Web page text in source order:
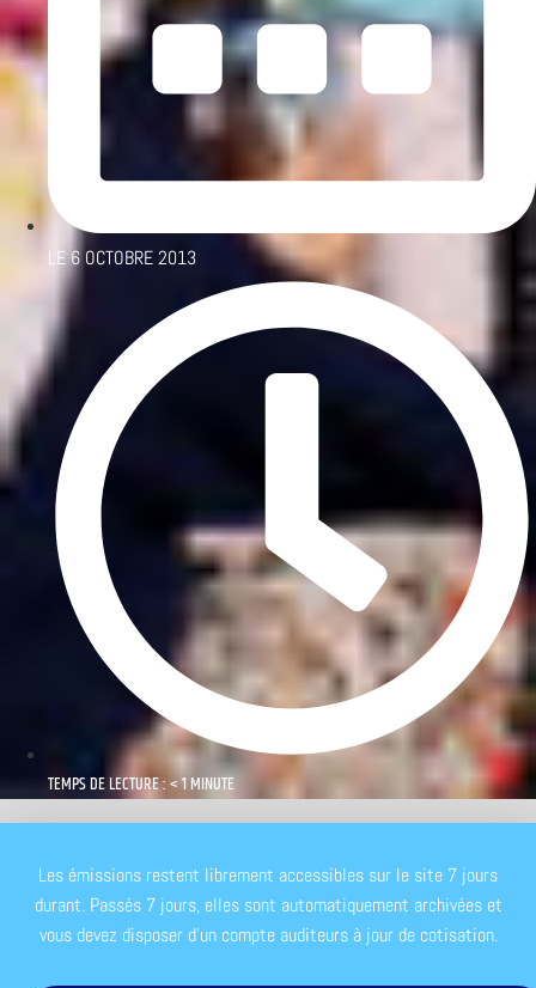
LE6 OCTOBRE 2013
TEMPS DE LECTURE : < 1 MINUTE
Les émissions restent librement accessibles sur le site 7 jours
durant. Passés 7 jours, elles sont automatiquement archivées et
vous devez disposer d'un compte auditeurs à jour de cotisation.